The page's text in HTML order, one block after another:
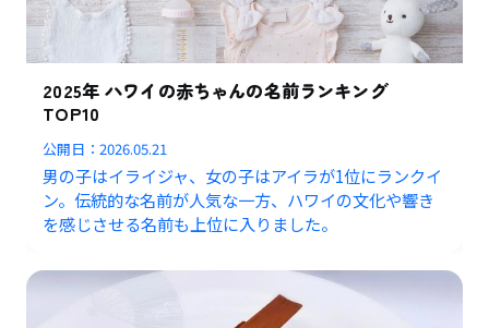
2025年 ハワイの赤ちゃんの名前ランキング
TOP10
公開日：2026.05.21
男の子はイライジャ、女の子はアイラが1位にランクイ
ン。伝統的な名前が人気な一方、ハワイの文化や響き
を感じさせる名前も上位に入りました。